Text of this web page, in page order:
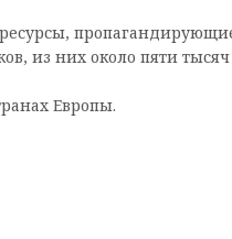
из них около пяти
Европы.